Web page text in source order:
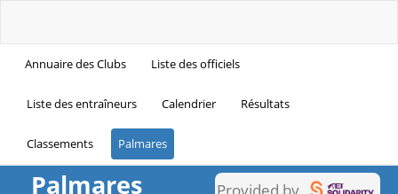
Annuaire des Clubs Liste des officiels
Liste des entraîneurs Calendrier Résultats
Classements Palmares
Palmares Provided by